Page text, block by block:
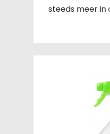
steeds meer in